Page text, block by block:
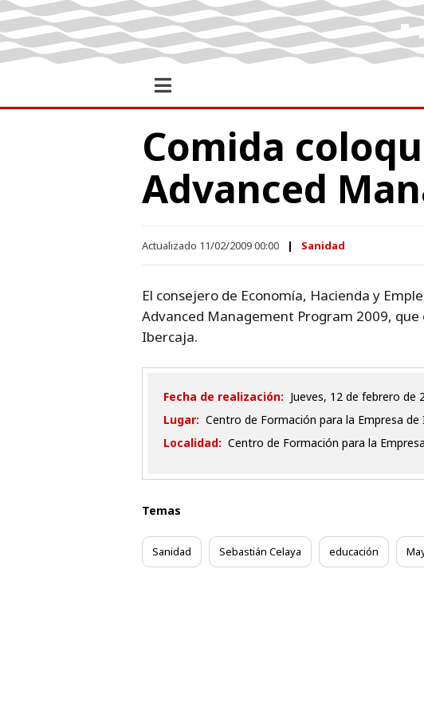
Comida
Advanced
Actualizado 11/02/2009 00:00 Sanidad
El consejero de Economía, Hacienda y
Advanced Management Program 2009,
Ibercaja.
Fecha de realización:
jueves, 12 de febrero de
Lugar: Centro de Formación para la Empresa
Localidad: Centro de Formación para la
Temas
Sanidad Sebastián Celaya educación